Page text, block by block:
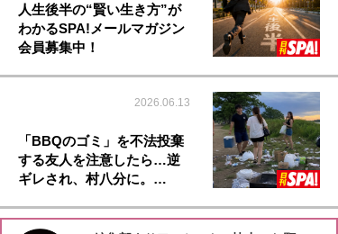
人生後半の“賢い生き方”が
わかるSPA!メールマガジン
会員募集中！
2026.06.13
「BBQのゴミ」を不法投棄
する友人を注意したら…逆
ギレされ、村八分に。…